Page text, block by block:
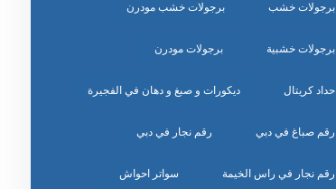
برجولات خشب برجولات خشب مودرن
برجولات خشبية برجولات مودرن
حداد كريتال ديكورات و صبغ و دهان في الفجيرة
رقم صباغ في دبي رقم نجار في دبي
رقم نجار في راس الخيمة سواتر احواش